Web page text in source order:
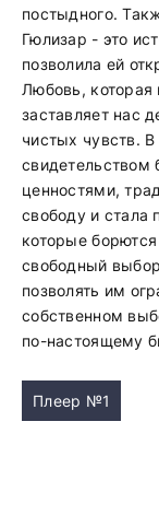
постыдного.
Гюлизар - это
позволила ей
Любовь, которая
заставляет нас
чистых чувств.
ценностями,
свободу и
которые
свободный
позволять им
собственном
по-настоящему
Плеер №1